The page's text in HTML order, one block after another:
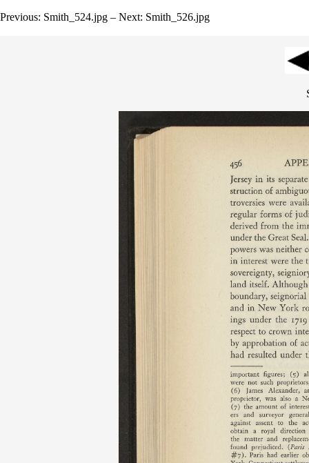
Previous: Smith_524.jpg – Next: Smith_526.jpg